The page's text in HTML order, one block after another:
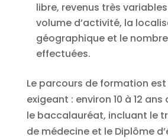
libre, revenus très
volume d’activité, la
géographique et le
effectuées.
Le parcours de formation
exigeant : environ 10 à 12 ans
le baccalauréat, incluant le
de médecine et le Diplôme